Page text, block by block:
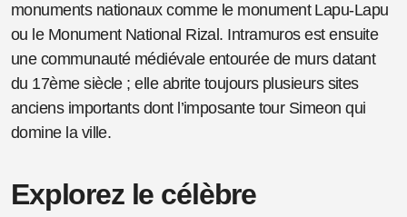
monuments nationaux comme le monument Lapu-Lapu
ou le Monument National Rizal. Intramuros est ensuite
une communauté médiévale entourée de murs datant
du 17ème siècle ; elle abrite toujours plusieurs sites
anciens importants dont l’imposante tour Simeon qui
domine la ville.
Explorez le célèbre